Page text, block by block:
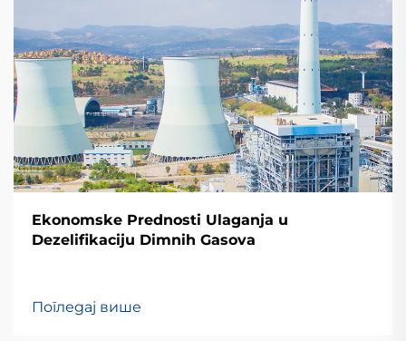
Ekonomske Prednosti Ulaganja u
Dezelifikaciju Dimnih Gasova
Погледај више